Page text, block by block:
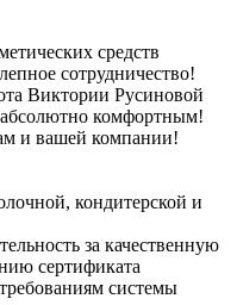
средств
сотрудничество!
Виктории Русиновой
абсолютно комфортным!
и вашей компании!
кондитерской и
за качественную
сертификата
системы